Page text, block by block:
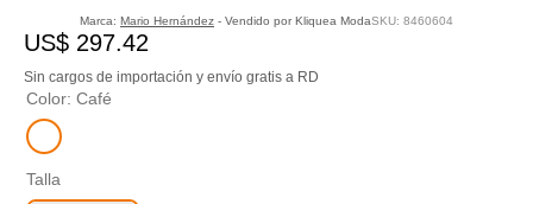
Marca: Mario Hernández - Vendido por Kliquea ModaSKU: 8460604
US$ 297.42
Sin cargos de importación y envío gratis a RD
Color: Café
Talla